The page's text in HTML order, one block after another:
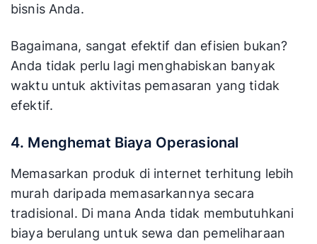
bisnis Anda.
Bagaimana, sangat efektif dan efisien bukan?
Anda tidak perlu lagi menghabiskan banyak
waktu untuk aktivitas pemasaran yang tidak
efektif.
4. Menghemat Biaya Operasional
Memasarkan produk di internet terhitung lebih
murah daripada memasarkannya secara
tradisional. Di mana Anda tidak membutuhkani
biaya berulang untuk sewa dan pemeliharaan